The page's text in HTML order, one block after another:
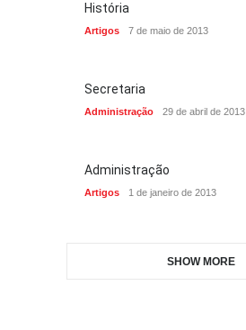
História
Artigos 7 de maio de 2013
Secretaria
Administração 29 de abril de 2013
Administração
Artigos 1 de janeiro de 2013
SHOW MORE